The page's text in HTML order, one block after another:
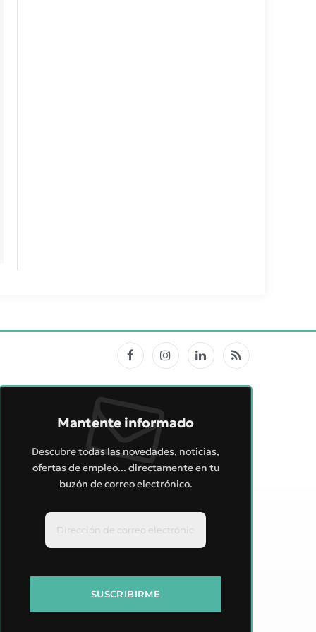
FacebookInstagramLinkedInRSS
Mantente informado
Descubre todas las novedades, noticias,
ofertas de empleo... directamente en tu
buzón de correo electrónico.